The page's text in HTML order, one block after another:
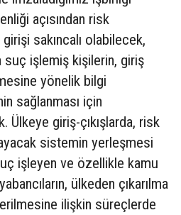
açısından risk
sakıncalı olabilecek,
suç işlemiş kişilerin, giriş
yönelik bilgi
sağlanması için
Ülkeye giriş-çıkışlarda, risk
sistemin yerleşmesi
işleyen ve özellikle kamu
ülkeden çıkarılma
ilişkin süreçlerde